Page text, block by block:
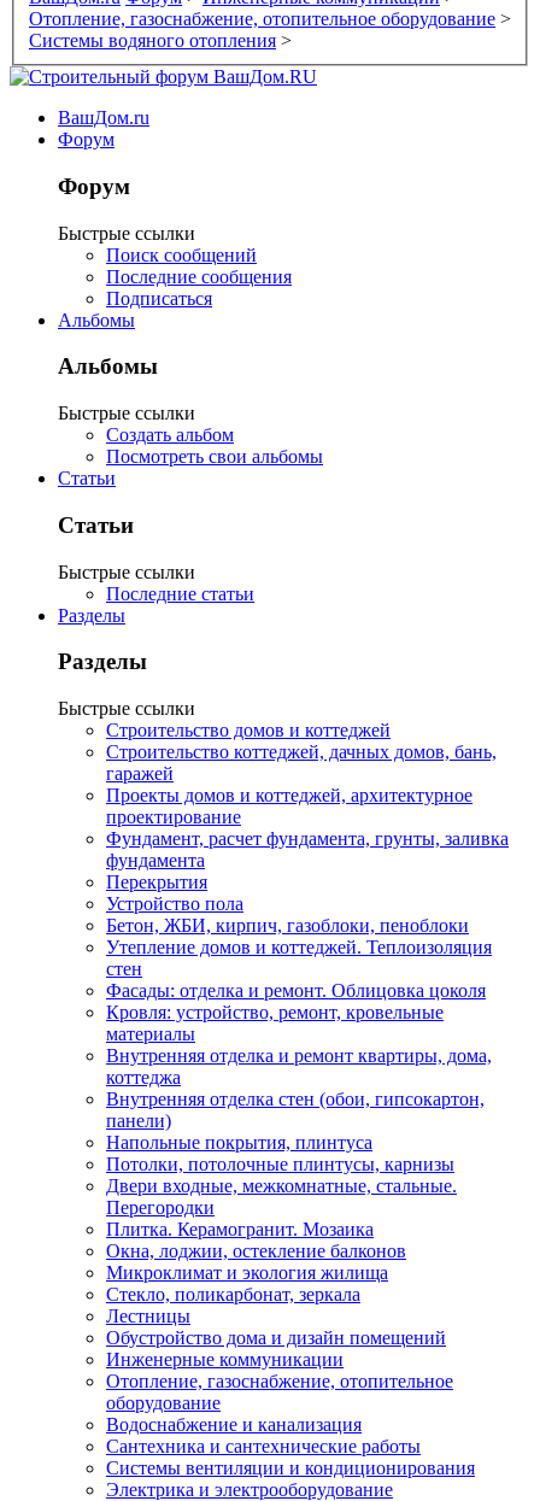
Отопление, газоснабжение, отопительное оборудование >
Системы водяного отопления >
ВашДом.ru
Форум
Форум
Быстрые ссылки
Поиск сообщений
Последние сообщения
Подписаться
Альбомы
Альбомы
Быстрые ссылки
Создать альбом
Посмотреть свои альбомы
Статьи
Статьи
Быстрые ссылки
Последние статьи
Разделы
Разделы
Быстрые ссылки
Строительство домов и коттеджей
Строительство коттеджей, дачных домов, бань,
гаражей
Проекты домов и коттеджей, архитектурное
проектирование
Фундамент, расчет фундамента, грунты, заливка
фундамента
Перекрытия
Устройство пола
Бетон, ЖБИ, кирпич, газоблоки, пеноблоки
Утепление домов и коттеджей. Теплоизоляция
стен
Фасады: отделка и ремонт. Облицовка цоколя
Кровля: устройство, ремонт, кровельные
материалы
Внутренняя отделка и ремонт квартиры, дома,
коттеджа
Внутренняя отделка стен (обои, гипсокартон,
панели)
Напольные покрытия, плинтуса
Потолки, потолочные плинтусы, карнизы
Двери входные, межкомнатные, стальные.
Перегородки
Плитка. Керамогранит. Мозаика
Окна, лоджии, остекление балконов
Микроклимат и экология жилища
Стекло, поликарбонат, зеркала
Лестницы
Обустройство дома и дизайн помещений
Инженерные коммуникации
Отопление, газоснабжение, отопительное
оборудование
Водоснабжение и канализация
Сантехника и сантехнические работы
Системы вентиляции и кондиционирования
Электрика и электрооборудование